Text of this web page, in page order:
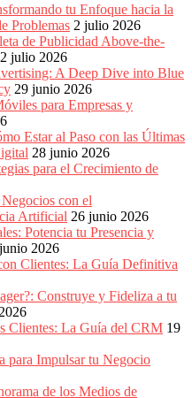
tu Enfoque hacia la
Problemas 2 julio 2026
de Publicidad Above-the-
2 julio 2026
A Deep Dive into Blue
29 junio 2026
para Empresas y
Estar al Paso con las Últimas
28 junio 2026
para el Crecimiento de
con el
Artificial 26 junio 2026
Potencia tu Presencia y
2026
Clientes: La Guía Definitiva
Construye y Fideliza a tu
Clientes: La Guía del CRM 19
para Impulsar tu Negocio
de los Medios de